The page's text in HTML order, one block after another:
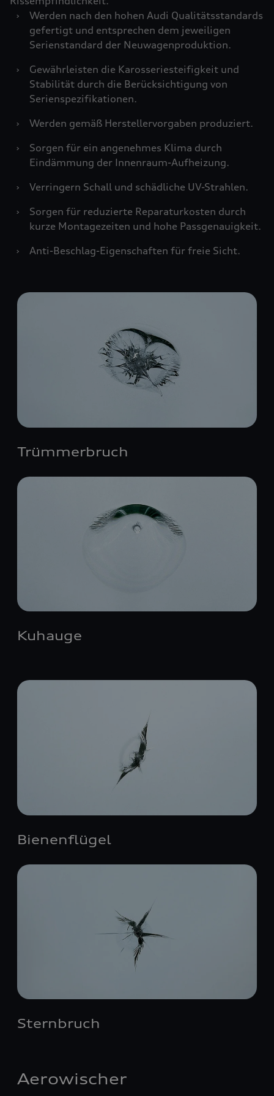
›
Werden nach den hohen Audi Qualitätsstandards
gefertigt und entsprechen dem jeweiligen
Serienstandard der Neuwagenproduktion.
›
Gewährleisten die Karosseriesteifigkeit und
Stabilität durch die Berücksichtigung von
Serienspezifikationen.
›
Werden gemäß Herstellervorgaben produziert.
›
Sorgen für ein angenehmes Klima durch
Eindämmung der Innenraum-Aufheizung.
›
Verringern Schall und schädliche UV-Strahlen.
›
Sorgen für reduzierte Reparaturkosten durch
kurze Montagezeiten und hohe Passgenauigkeit.
›
Anti-Beschlag-Eigenschaften für freie Sicht.
Trümmerbruch
Kuhauge
Bienenflügel
Sternbruch
Aerowischer